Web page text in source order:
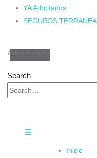
YA Adoptados
SEGUROS TERRANEA
Adopta aqui!
Search
Inicio